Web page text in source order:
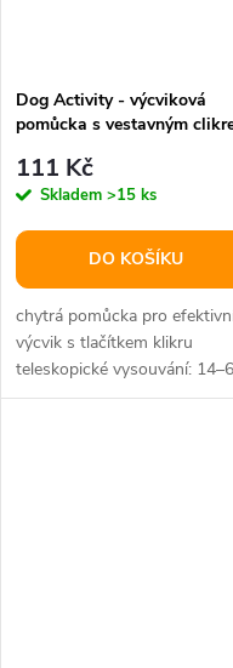
Dog Activity - výcviková
pomůcka s vestavným
111 Kč
Skladem >15 ks
DO KOŠÍKU
chytrá pomůcka pro
výcvik s tlačítkem klikru
teleskopické vysouvání:
cm se zakončovací